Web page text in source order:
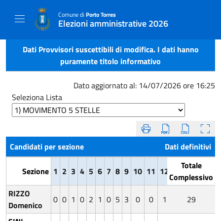
Comune di Porto Torres
Elezioni amministrative 2026
Dati Provvisori suscettibili di modifica. I dati hanno
puramente titolo informativo
Dato aggiornato al: 14/07/2026 ore 16:25
Seleziona Lista
Candidati per sezione Dati definitivi
Sezione 1 2 3 4 5 6 7 8 9 10 11 12 14 15
Totale
Complessivo
RIZZO
Domenico
0 0 1 0 2 1 0 5 3 0 0 1 0
29